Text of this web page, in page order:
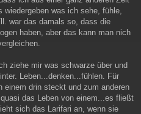
was ich sehe, fühle,
war das damals so, dass die
haben, aber das kann man nich
ziehe mir was schwarze über und
Leben...denken...fühlen. Für
drin steckt und zum anderen
das Leben von einem...es fließt
sich das Larifari an, wenn sie